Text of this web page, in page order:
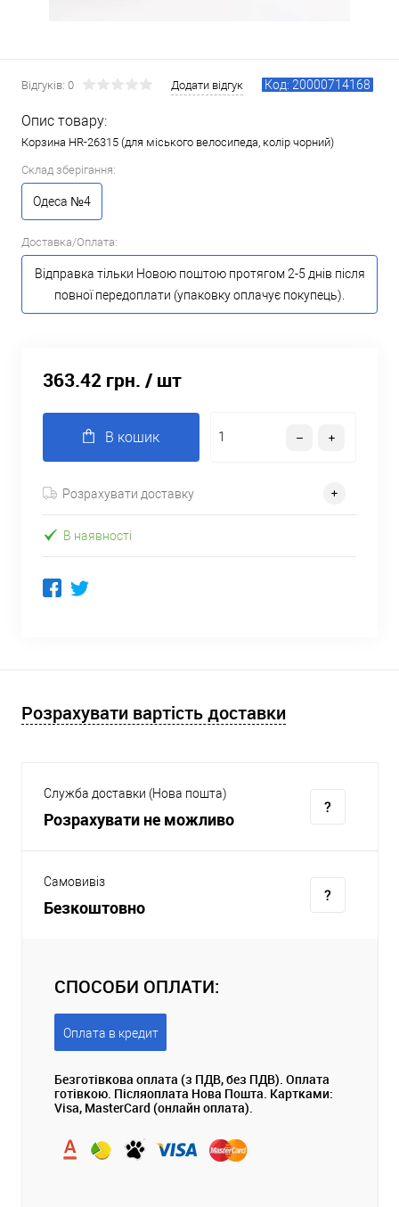
Відгуків: 0 Додати відгук Код: 20000714168
Опис товару:
Корзина HR-26315 (для міського велосипеда, колір чорний)
Склад зберігання:
Одеса №4
Доставка/Оплата:
Відправка тільки Новою поштою протягом 2-5 днів після
повної передоплати (упаковку оплачує покупець).
363.42 грн. / шт
В кошик
Розрахувати доставку
В наявності
Розрахувати вартість доставки
Служба доставки (Нова пошта)
Розрахувати не можливо
Самовивіз
Безкоштовно
СПОСОБИ ОПЛАТИ:
Оплата в кредит
Безготівкова оплата (з ПДВ, без ПДВ). Оплата
готівкою. Післяоплата Нова Пошта. Картками:
Visa, MasterCard (онлайн оплата).